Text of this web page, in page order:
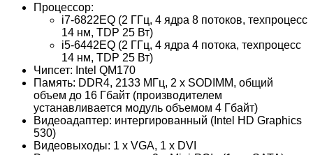
Процессор:
i7-6822EQ (2 ГГц, 4 ядра 8 потоков, техпроцесс
14 нм, TDP 25 Вт)
i5-6442EQ (2 ГГц, 4 ядра 4 потока, техпроцесс
14 нм, TDP 25 Вт)
Чипсет: Intel QM170
Память: DDR4, 2133 МГц, 2 x SODIMM, общий
объем до 16 Гбайт (производителем
устанавливается модуль объемом 4 Гбайт)
Видеоадаптер: интергированный (Intel HD Graphics
530)
Видеовыходы: 1 x VGA, 1 x DVI